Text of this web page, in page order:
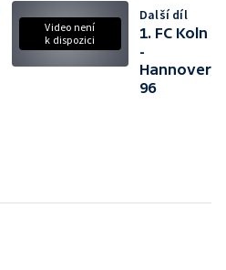
Video není
k dispozici
Další díl
1. FC Koln
-
Hannover
96